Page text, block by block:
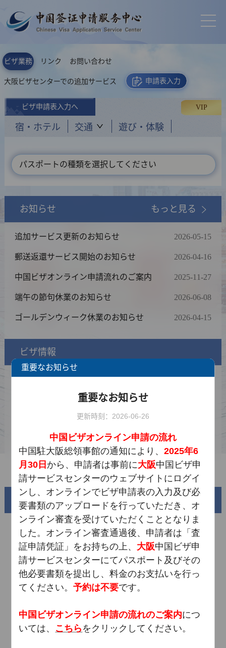
ビザ業務 リンク お問い合わせ
大阪ビザセンターでの追加サービス 申請表入力
ビザ申請表入力へ
宿・ホテル 交通 遊び・体験
VIP
パスポートの種類を選択してください
お知らせ もっと見る
追加サービス更新のお知らせ 2026-05-15
郵送返還サービス開始のお知らせ 2026-04-16
中国ビザオンライン申請流れのご案内 2025-11-27
端午の節句休業のお知らせ 2026-06-08
ゴールデンウィーク休業のお知らせ 2026-04-15
ビザ情報
ダウンロード
よくある質問
魅力的な中国
錦綉華南
重要なお知らせ
重要なお知らせ
更新時刻：2026-06-26
中国ビザオンライン申請の流れ
中国駐大阪総領事館の通知により、2025年6
月30 日から、申請者は事前に大阪中国ビザ申
請サービスセンターのウェブサイトにログイ
ンし、オンラインでビザ申請表の入力及び必
要書類のアップロードを行っていただき、オ
ンライン審査を受けていただくこととなりま
した。オンライン審査通過後、申請者は「査
証申請凭証」をお持ちの上、 大阪中国ビザ申
請サービスセンターにてパスポート及びその
他必要書類を提出し、料金のお支払いを行っ
てください。予約は不要です。
中国ビザオンライン申請の流れのご案内につ
いては、 こちら をクリックしてください。